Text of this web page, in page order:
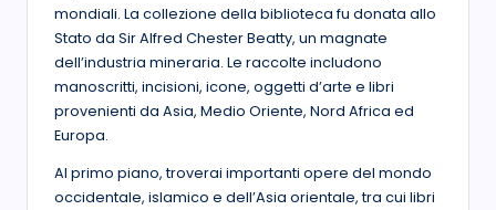
mondiali. La collezione della biblioteca fu donata allo
Stato da Sir Alfred Chester Beatty, un magnate
dell’industria mineraria. Le raccolte includono
manoscritti, incisioni, icone, oggetti d’arte e libri
provenienti da Asia, Medio Oriente, Nord Africa ed
Europa.
Al primo piano, troverai importanti opere del mondo
occidentale, islamico e dell’Asia orientale, tra cui libri